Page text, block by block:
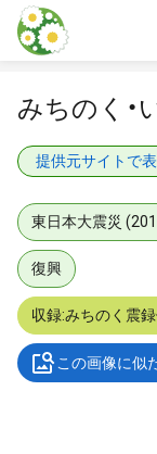
本文に飛ぶ
みちのく・
提供元サイトで
東日本大震災
復興
収録:みちのく震
この画像に似